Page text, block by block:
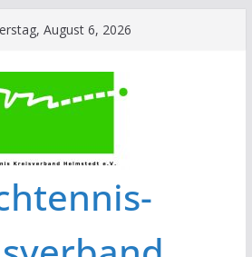
August 6, 2026